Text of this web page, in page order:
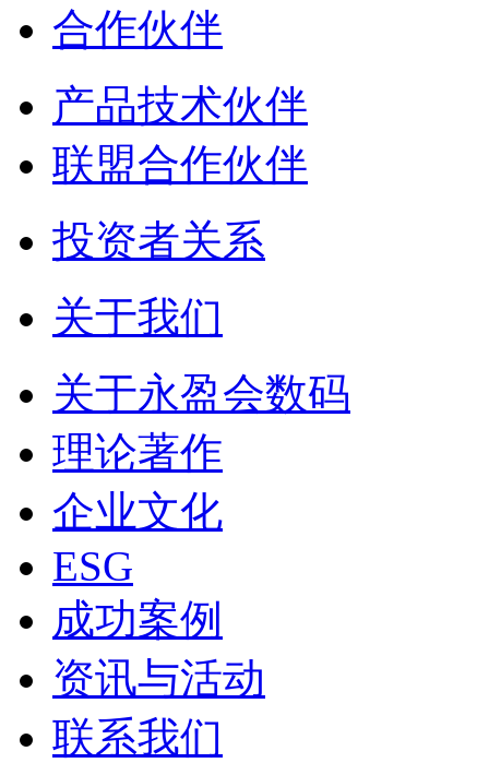
合作伙伴
产品技术伙伴
联盟合作伙伴
投资者关系
关于我们
关于永盈会数码
理论著作
企业文化
ESG
成功案例
资讯与活动
联系我们